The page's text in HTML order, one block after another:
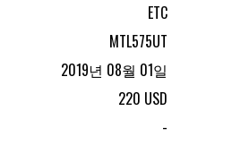
ETC
MTL575UT
2019년 08월 01일
220 USD
-